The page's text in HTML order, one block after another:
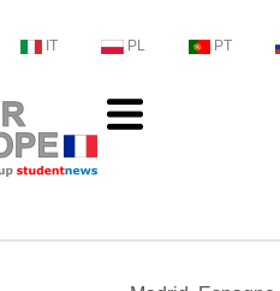
IT PL PT